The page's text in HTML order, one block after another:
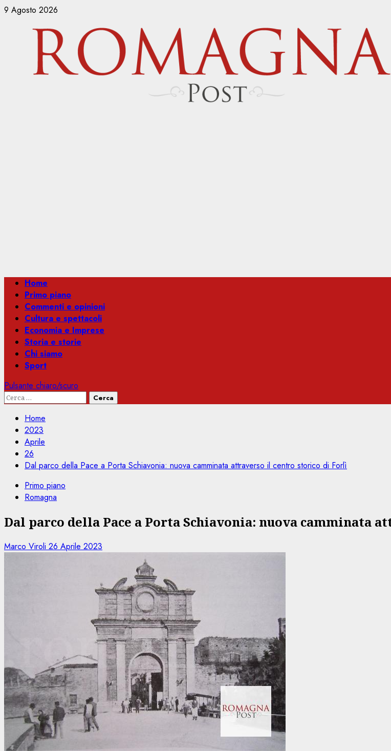
Vai
contenuto
9 Agosto 2026
Menu
principale
Home
Primo piano
Commenti e opinioni
Cultura e spettacoli
Economia e Imprese
Storia e storie
Chi siamo
Sport
Pulsante chiaro/scuro
Ricerca
Home
2023
Aprile
26
Dal parco della Pace a Porta Schiavonia: nuova camminata attraverso il centro storico di Forlì
Primo piano
Romagna
Dal parco della Pace a Porta Schiavonia: nuova
Marco Viroli 26 Aprile 2023